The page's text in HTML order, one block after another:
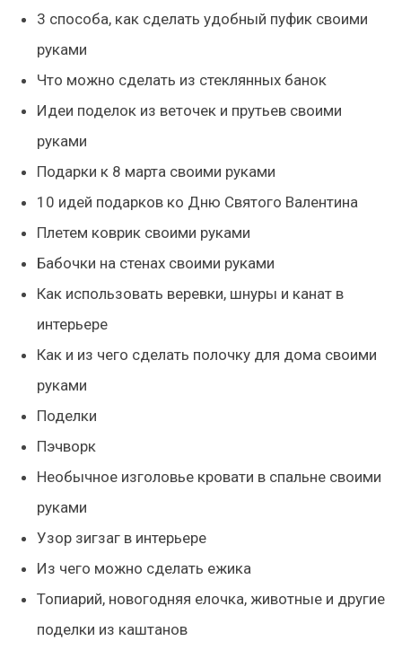
3 способа, как сделать удобный пуфик своими
руками
Что можно сделать из стеклянных банок
Идеи поделок из веточек и прутьев своими
руками
Подарки к 8 марта своими руками
10 идей подарков ко Дню Святого Валентина
Плетем коврик своими руками
Бабочки на стенах своими руками
Как использовать веревки, шнуры и канат в
интерьере
Как и из чего сделать полочку для дома своими
руками
Поделки
Пэчворк
Необычное изголовье кровати в спальне своими
руками
Узор зигзаг в интерьере
Из чего можно сделать ежика
Топиарий, новогодняя елочка, животные и другие
поделки из каштанов